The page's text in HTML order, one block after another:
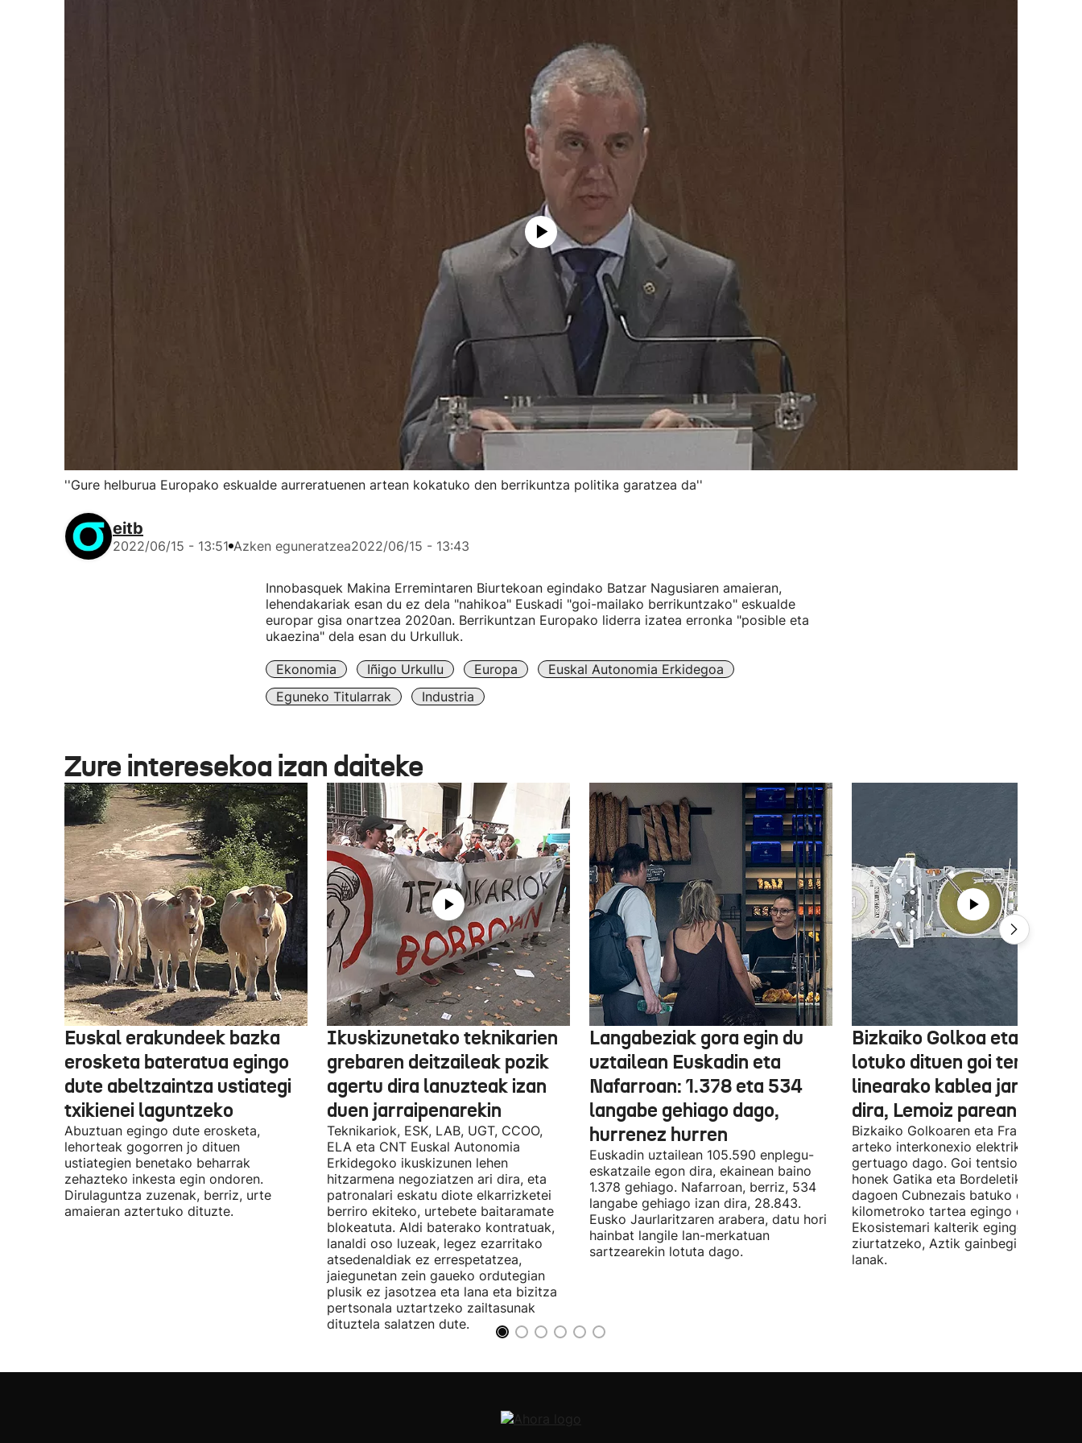
''Gure helburua Europako eskualde aurreratuenen artean kokatuko den berrikuntza politika garatzea da''
eitb
2022/06/15 - 13:51 Azken eguneratzea2022/06/15 - 13:43
Innobasquek Makina Erremintaren Biurtekoan egindako Batzar Nagusiaren amaieran,
lehendakariak esan du ez dela "nahikoa" Euskadi "goi-mailako berrikuntzako" eskualde
europar gisa onartzea 2020an. Berrikuntzan Europako liderra izatea erronka "posible eta
ukaezina" dela esan du Urkulluk.
Ekonomia Iñigo Urkullu Europa
Euskal Autonomia Erkidegoa
Eguneko Titularrak
Industria
Zure interesekoa izan daiteke
Euskal erakundeek bazka
erosketa bateratua egingo
dute abeltzaintza ustiategi
txikienei laguntzeko
Abuztuan egingo dute erosketa,
lehorteak gogorren jo dituen
ustiategien benetako beharrak
zehazteko inkesta egin ondoren.
Dirulaguntza zuzenak, berriz, urte
amaieran aztertuko dituzte.
Ikuskizunetako teknikarien
grebaren deitzaileak pozik
agertu dira lanuzteak izan
duen jarraipenarekin
Teknikariok, ESK, LAB, UGT, CCOO,
ELA eta CNT Euskal Autonomia
Erkidegoko ikuskizunen lehen
hitzarmena negoziatzen ari dira, eta
patronalari eskatu diote elkarrizketei
berriro ekiteko, urtebete baitaramate
blokeatuta. Aldi baterako kontratuak,
lanaldi oso luzeak, legez ezarritako
atsedenaldiak ez errespetatzea,
jaiegunetan zein gaueko ordutegian
plusik ez jasotzea eta lana eta bizitza
pertsonala uztartzeko zailtasunak
dituztela salatzen dute.
Langabeziak gora egin du
uztailean Euskadin eta
Nafarroan: 1.378 eta 534
langabe gehiago dago,
hurrenez hurren
Euskadin uztailean 105.590 enplegu-
eskatzaile egon dira, ekainean baino
1.378 gehiago. Nafarroan, berriz, 534
langabe gehiago izan dira, 28.843.
Eusko Jaurlaritzaren arabera, datu hori
hainbat langile lan-merkatuan
sartzearekin lotuta dago.
Bizkaiko Golkoa eta
lotuko dituen goi tentsioko
linearako kablea jartzen
dira, Lemoiz parean
Bizkaiko Golkoaren eta Frantziaren
arteko interkonexio elektrikoa
gertuago dago. Goi tentsioko linea
honek Gatika eta Bordeletik gertu
dagoen Cubnezais batuko ditu eta
kilometroko tartea egingo du ur
Ekosistemari kalterik egingo ez
ziurtatzeko, Aztik gainbegiratuko
lanak.